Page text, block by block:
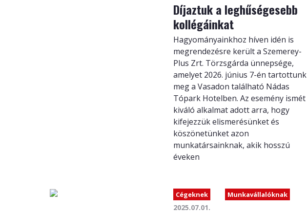
Díjaztuk a leghűségesebb
kollégáinkat
Hagyományainkhoz híven idén is
megrendezésre került a Szemerey-
Plus Zrt. Törzsgárda ünnepsége,
amelyet 2026. június 7-én tartottunk
meg a Vasadon található Nádas
Tópark Hotelben. Az esemény ismét
kiváló alkalmat adott arra, hogy
kifejezzük elismerésünket és
köszönetünket azon
munkatársainknak, akik hosszú
éveken
Cégeknek Munkavállalóknak
2025.07.01.